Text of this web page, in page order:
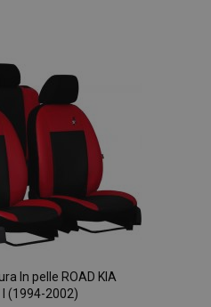
desideri
In pelle ROAD KIA
I (1994-2002)